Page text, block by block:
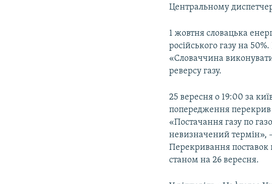
Центральному
1 жовтня словацька
російського газу на
«Словаччина
реверсу газу.
25 вересня о 19:00 за
попередження перекрив
«Постачання газу по
невизначений термін», –
Перекривання поставок
станом на 26 вересня.